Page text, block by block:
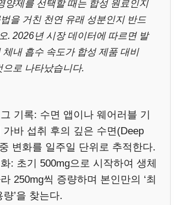
양제를 선택할 때는 합성 원료인지
을 거친 천연 유래 성분인지 반드
. 2026년 시장 데이터에 따르면 발
체내 흡수 속도가 합성 제품 대비
으로 나타났습니다.
기록: 수면 앱이나 웨어러블 기
가바 섭취 후의 깊은 수면(Deep
변화를 일주일 단위로 추적한다.
: 초기 500mg으로 시작하여 생체
250mg씩 증량하며 본인만의 ‘최
’을 찾는다.